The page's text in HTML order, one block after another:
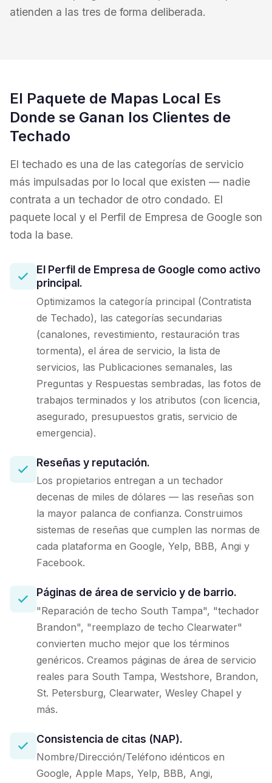
atienden a las tres de forma deliberada.
El Paquete de Mapas Local Es
Donde se Ganan los Clientes de
Techado
El techado es una de las categorías de servicio
más impulsadas por lo local que existen — nadie
contrata a un techador de otro condado. El
paquete local y el Perfil de Empresa de Google son
toda la base.
El Perfil de Empresa de Google como activo
principal.
Optimizamos la categoría principal (Contratista
de Techado), las categorías secundarias
(canalones, revestimiento, restauración tras
tormenta), el área de servicio, la lista de
servicios, las Publicaciones semanales, las
Preguntas y Respuestas sembradas, las fotos de
trabajos terminados y los atributos (con licencia,
asegurado, presupuestos gratis, servicio de
emergencia).
Reseñas y reputación.
Los propietarios entregan a un techador
decenas de miles de dólares — las reseñas son
la mayor palanca de confianza. Construimos
sistemas de reseñas que cumplen las normas de
cada plataforma en Google, Yelp, BBB, Angi y
Facebook.
Páginas de área de servicio y de barrio.
"Reparación de techo South Tampa", "techador
Brandon", "reemplazo de techo Clearwater"
convierten mucho mejor que los términos
genéricos. Creamos páginas de área de servicio
reales para South Tampa, Westshore, Brandon,
St. Petersburg, Clearwater, Wesley Chapel y
más.
Consistencia de citas (NAP).
Nombre/Dirección/Teléfono idénticos en
Google, Apple Maps, Yelp, BBB, Angi,